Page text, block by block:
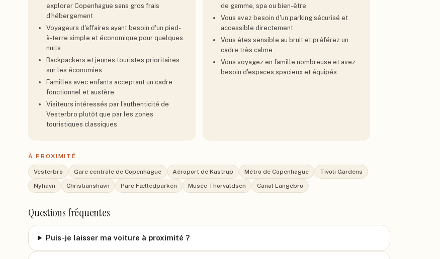
explorer Copenhague sans gros frais
d'hébergement
Voyageurs d'affaires ayant besoin d'un pied-
à-terre simple et économique pour quelques
nuits
Backpackers et jeunes touristes prioritaires
sur les économies
Familles avec enfants acceptant un cadre
fonctionnel et austère
Visiteurs intéressés par l'authenticité de
Vesterbro plutôt que par les zones
touristiques classiques
de gamme, spa ou bien-être
Vous avez besoin d'un parking sécurisé et
accessible directement
Vous êtes sensible au bruit et préférez un
cadre très calme
Vous voyagez en famille nombreuse et avez
besoin d'espaces spacieux et équipés
À PROXIMITÉ
Vesterbro Gare centrale de Copenhague Aéroport de Kastrup Métro de Copenhague
Tivoli Gardens
Nyhavn
Christianshavn Parc Fælledparken Musée Thorvaldsen Canal Langebro
Questions fréquentes
Puis-je laisser ma voiture à proximité ?